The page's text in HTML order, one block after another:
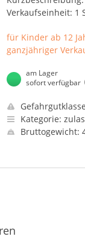
Verkaufseinheit: 1
für Kinder ab 12
ganzjähriger
am Lager
sofort verfügbar
Kategorie:
Bruttogewicht: